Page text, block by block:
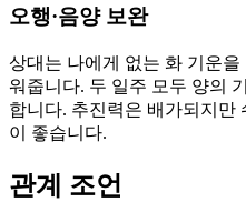
오행·음양 보완
상대는 나에게 없는 화 기운
워줍니다. 두 일주 모두 양의
합니다. 추진력은 배가되지만
이 좋습니다.
관계 조언